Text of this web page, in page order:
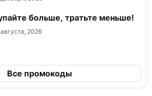
больше, тратьте меньше!
2026
Все промокоды